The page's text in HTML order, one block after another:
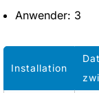
Anwender: 3
Installation